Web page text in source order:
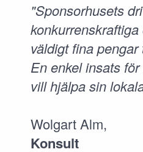
"Sponsorhusets
väldigt fina
En enkel insats
vill hjälpa sin
Wolgart Alm,
Konsult